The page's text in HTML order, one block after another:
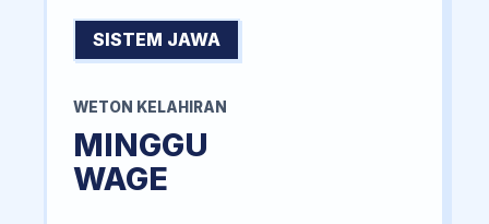
SISTEM JAWA
WETON KELAHIRAN
MINGGU
WAGE